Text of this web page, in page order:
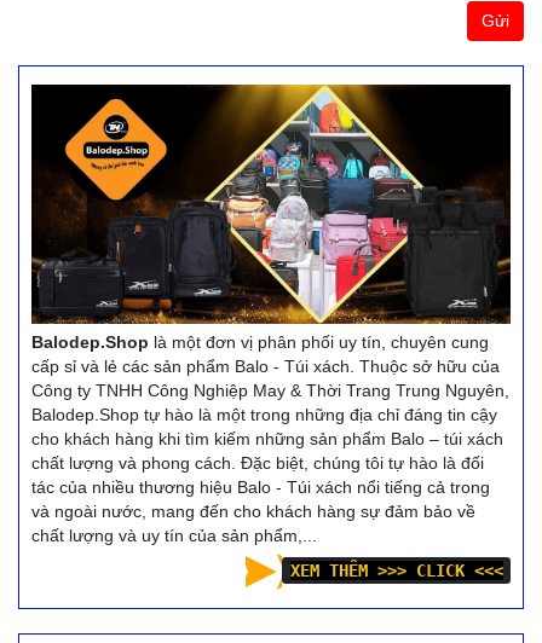
Gửi
Balodep.Shop là một đơn vị phân phối uy tín, chuyên cung
cấp sỉ và lẻ các sản phẩm Balo - Túi xách. Thuộc sở hữu của
Công ty TNHH Công Nghiệp May & Thời Trang Trung Nguyên,
Balodep.Shop tự hào là một trong những địa chỉ đáng tin cậy
cho khách hàng khi tìm kiếm những sản phẩm Balo – túi xách
chất lượng và phong cách. Đặc biệt, chúng tôi tự hào là đối
tác của nhiều thương hiệu Balo - Túi xách nổi tiếng cả trong
và ngoài nước, mang đến cho khách hàng sự đảm bảo về
chất lượng và uy tín của sản phẩm,...
XEM THÊM >>> CLICK <<<